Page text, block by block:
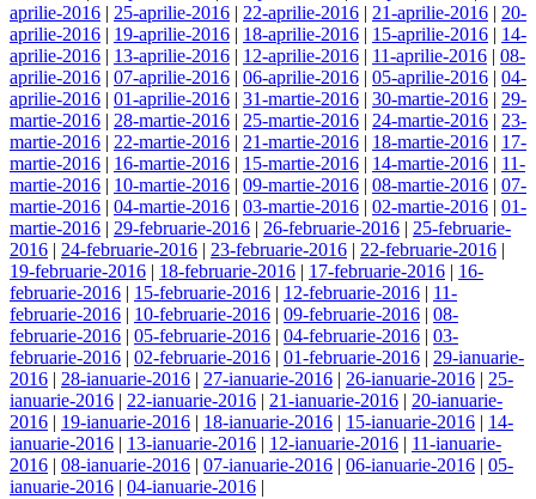
aprilie-2016 | 25-aprilie-2016 | 22-aprilie-2016 | 21-aprilie-2016 | 20-
aprilie-2016 | 19-aprilie-2016 | 18-aprilie-2016 | 15-aprilie-2016 | 14-
aprilie-2016 | 13-aprilie-2016 | 12-aprilie-2016 | 11-aprilie-2016 | 08-
aprilie-2016 | 07-aprilie-2016 | 06-aprilie-2016 | 05-aprilie-2016 | 04-
aprilie-2016 | 01-aprilie-2016 | 31-martie-2016 | 30-martie-2016 | 29-
martie-2016 | 28-martie-2016 | 25-martie-2016 | 24-martie-2016 | 23-
martie-2016 | 22-martie-2016 | 21-martie-2016 | 18-martie-2016 | 17-
martie-2016 | 16-martie-2016 | 15-martie-2016 | 14-martie-2016 | 11-
martie-2016 | 10-martie-2016 | 09-martie-2016 | 08-martie-2016 | 07-
martie-2016 | 04-martie-2016 | 03-martie-2016 | 02-martie-2016 | 01-
martie-2016 | 29-februarie-2016 | 26-februarie-2016 | 25-februarie-
2016 | 24-februarie-2016 | 23-februarie-2016 | 22-februarie-2016 |
19-februarie-2016 | 18-februarie-2016 | 17-februarie-2016 | 16-
februarie-2016 | 15-februarie-2016 | 12-februarie-2016 | 11-
februarie-2016 | 10-februarie-2016 | 09-februarie-2016 | 08-
februarie-2016 | 05-februarie-2016 | 04-februarie-2016 | 03-
februarie-2016 | 02-februarie-2016 | 01-februarie-2016 | 29-ianuarie-
2016 | 28-ianuarie-2016 | 27-ianuarie-2016 | 26-ianuarie-2016 | 25-
ianuarie-2016 | 22-ianuarie-2016 | 21-ianuarie-2016 | 20-ianuarie-
2016 | 19-ianuarie-2016 | 18-ianuarie-2016 | 15-ianuarie-2016 | 14-
ianuarie-2016 | 13-ianuarie-2016 | 12-ianuarie-2016 | 11-ianuarie-
2016 | 08-ianuarie-2016 | 07-ianuarie-2016 | 06-ianuarie-2016 | 05-
ianuarie-2016 | 04-ianuarie-2016 |